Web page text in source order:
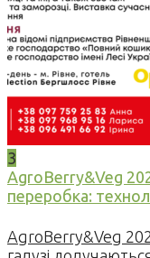
3
AgroBerry&Veg
переробка:
AgroBerry&Veg